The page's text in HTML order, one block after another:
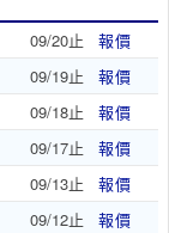
09/20止 報價
09/19止 報價
09/18止 報價
09/17止 報價
09/13止 報價
09/12止 報價